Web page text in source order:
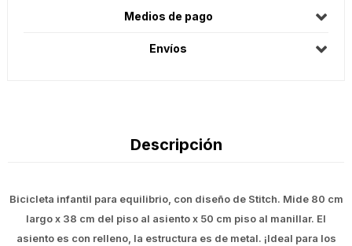
Medios de pago
Envíos
Descripción
Bicicleta infantil para equilibrio, con diseño de Stitch. Mide 80 cm
largo x 38 cm del piso al asiento x 50 cm piso al manillar. El
asiento es con relleno, la estructura es de metal. ¡Ideal para los